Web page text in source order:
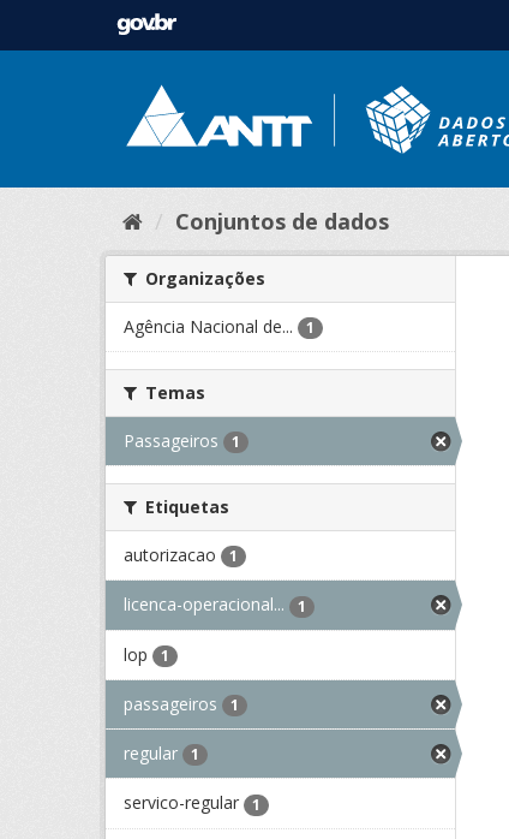
Conjuntos de dados
Organizações
Agência Nacional de... 1
Temas
Passageiros 1
Etiquetas
autorizacao 1
licenca-operacional... 1
lop 1
passageiros 1
regular 1
servico-regular 1